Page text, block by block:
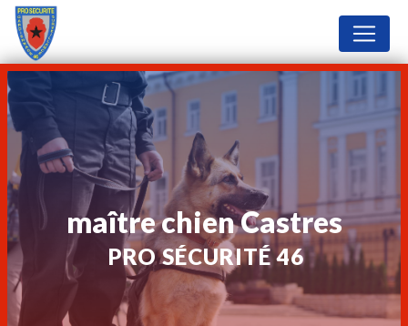
maître chien Castres
PRO SÉCURITÉ 46
Panneau de gestion des cookies